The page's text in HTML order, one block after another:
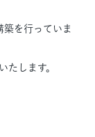
を行っていま
たします。